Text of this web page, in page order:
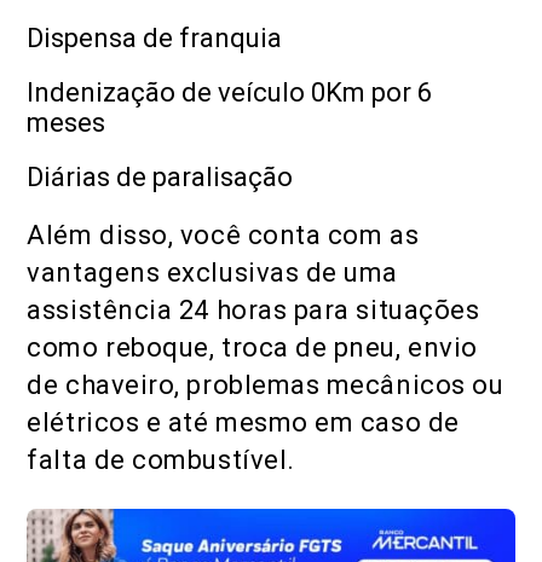
Dispensa de franquia
Indenização de veículo 0Km por 6
meses
Diárias de paralisação
Além disso, você conta com as
vantagens exclusivas de uma
assistência 24 horas para situações
como reboque, troca de pneu, envio
de chaveiro, problemas mecânicos ou
elétricos e até mesmo em caso de
falta de combustível.